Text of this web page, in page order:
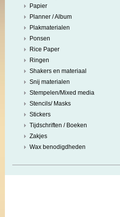
Papier
Planner / Album
Plakmaterialen
Ponsen
Rice Paper
Ringen
Shakers en materiaal
Snij materialen
Stempelen/Mixed media
Stencils/ Masks
Stickers
Tijdschriften / Boeken
Zakjes
Wax benodigdheden